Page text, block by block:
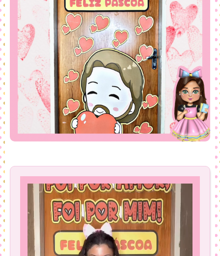
vídeo